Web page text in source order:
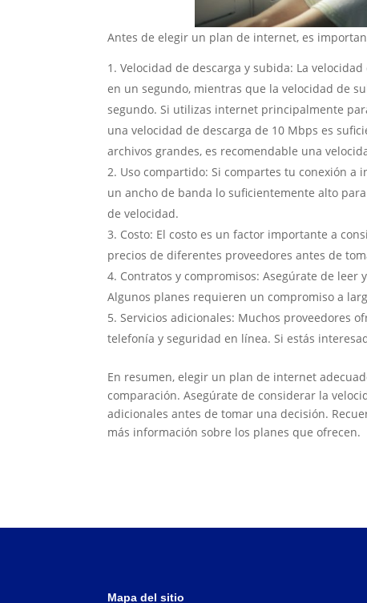
Antes de elegir un plan de internet, es
Velocidad de descarga y subida: La
en un segundo, mientras que la velocidad de
segundo. Si utilizas internet principalmente
una velocidad de descarga de 10 Mbps es
archivos grandes, es recomendable una
Uso compartido: Si compartes tu conexión
un ancho de banda lo suficientemente alto
de velocidad.
Costo: El costo es un factor importante a
precios de diferentes proveedores antes de
Contratos y compromisos: Asegúrate de
Algunos planes requieren un compromiso a
Servicios adicionales: Muchos proveedores
telefonía y seguridad en línea. Si estás
En resumen, elegir un plan de internet
comparación. Asegúrate de considerar la
adicionales antes de tomar una decisión.
más información sobre los planes que ofrecen.
Mapa del sitio